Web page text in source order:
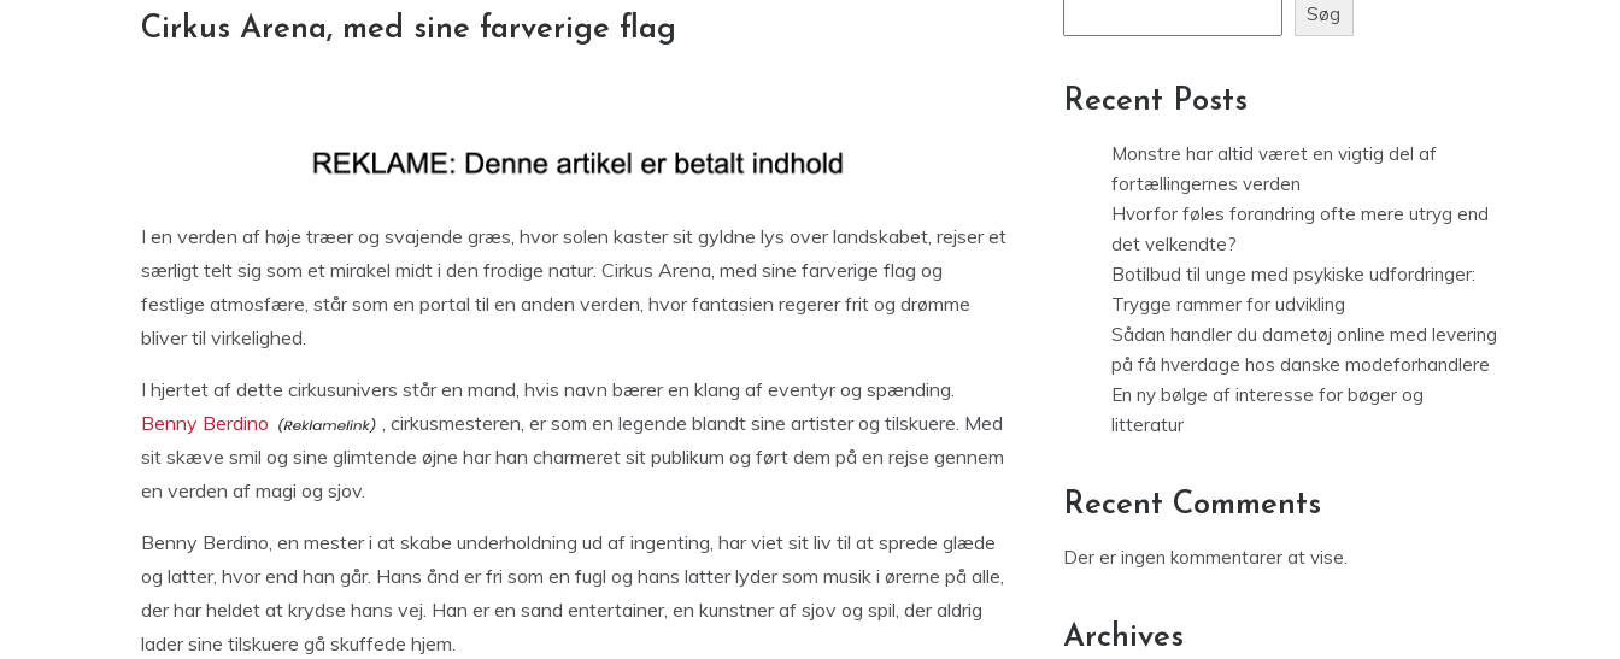
Cirkus Arena, med sine farverige flag
I en verden af høje træer og svajende græs, hvor solen kaster sit gyldne lys over landskabet, rejser et
særligt telt sig som et mirakel midt i den frodige natur. Cirkus Arena, med sine farverige flag og
festlige atmosfære, står som en portal til en anden verden, hvor fantasien regerer frit og drømme
bliver til virkelighed.
I hjertet af dette cirkusunivers står en mand, hvis navn bærer en klang af eventyr og spænding.
Benny Berdino
, cirkusmesteren, er som en legende blandt sine artister og tilskuere. Med
sit skæve smil og sine glimtende øjne har han charmeret sit publikum og ført dem på en rejse gennem
en verden af magi og sjov.
Benny Berdino, en mester i at skabe underholdning ud af ingenting, har viet sit liv til at sprede glæde
og latter, hvor end han går. Hans ånd er fri som en fugl og hans latter lyder som musik i ørerne på alle,
der har heldet at krydse hans vej. Han er en sand entertainer, en kunstner af sjov og spil, der aldrig
lader sine tilskuere gå skuffede hjem.
Søg
Recent Posts
Monstre har altid været en vigtig del af
fortællingernes verden
Hvorfor føles forandring ofte mere utryg end
det velkendte?
Botilbud til unge med psykiske udfordringer:
Trygge rammer for udvikling
Sådan handler du dametøj online med levering
på få hverdage hos danske modeforhandlere
En ny bølge af interesse for bøger og
litteratur
Recent Comments
Der er ingen kommentarer at vise.
Archives